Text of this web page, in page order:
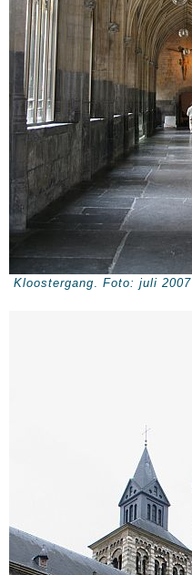
Kloostergang. Foto: juli 2007